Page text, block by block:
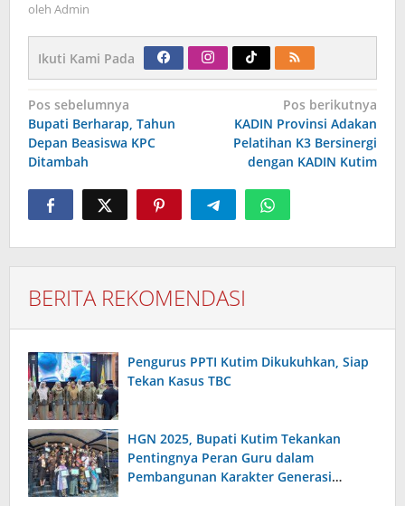
oleh Admin
Ikuti Kami Pada
Navigasi
pos
Pos sebelumnya
Bupati Berharap, Tahun
Depan Beasiswa KPC
Ditambah
Pos berikutnya
KADIN Provinsi Adakan
Pelatihan K3 Bersinergi
dengan KADIN Kutim
BERITA REKOMENDASI
Pengurus PPTI Kutim Dikukuhkan, Siap
Tekan Kasus TBC
HGN 2025, Bupati Kutim Tekankan
Pentingnya Peran Guru dalam
Pembangunan Karakter Generasi